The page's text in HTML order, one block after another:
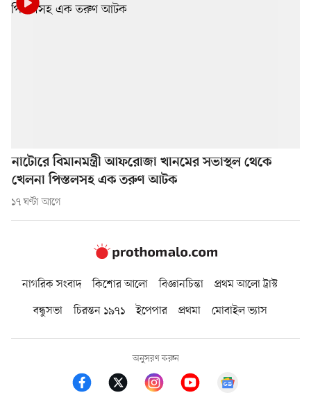
নাটোরে বিমানমন্ত্রী আফরোজা খানমের সভাস্থল থেকে
খেলনা পিস্তলসহ এক তরুণ আটক
১৭ ঘণ্টা আগে
নাগরিক সংবাদ কিশোর আলো বিজ্ঞানচিন্তা
প্রথম আলো ট্রাস্ট
বন্ধুসভা
চিরন্তন ১৯৭১ ইপেপার প্রথমা মোবাইল ভ্যাস
অনুসরণ করুন